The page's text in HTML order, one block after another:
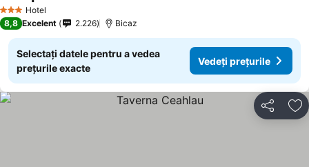
3 SteleHotel
8,8 Excelent 2.226 Bicaz
Selectați datele pentru a vedea
prețurile exacte
Vedeți prețurile
Distribuiți